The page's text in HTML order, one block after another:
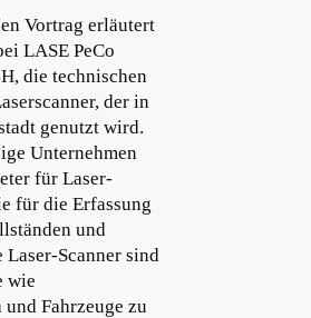
Vortrag erläutert
LASE PeCo
die technischen
der in
genutzt wird.
Unternehmen
für Laser-
für die Erfassung
und
Laser-Scanner sind
wie
Fahrzeuge zu